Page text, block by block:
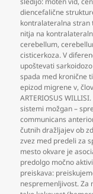
diencefalične
kontralateralna stran
nitja na
cerebellum,
cisticerkoza. V
upoštevati
spada med kronične
epizod migrene v,
ARTERIOSUS
sistemi možgan –
communicans
čutnih dražljajev ob
zvez med predeli za
mesto okvare je
predolgo močno
preiskava:
nespremenljivost. Za